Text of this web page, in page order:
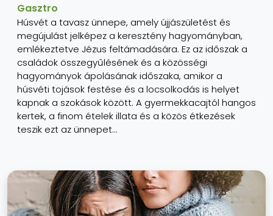
Gasztro
Húsvét a tavasz ünnepe, amely újjászületést és
megújulást jelképez a keresztény hagyományban,
emlékeztetve Jézus feltámadására. Ez az időszak a
családok összegyűlésének és a közösségi
hagyományok ápolásának időszaka, amikor a
húsvéti tojások festése és a locsolkodás is helyet
kapnak a szokások között. A gyermekkacajtól hangos
kertek, a finom ételek illata és a közös étkezések
teszik ezt az ünnepet...